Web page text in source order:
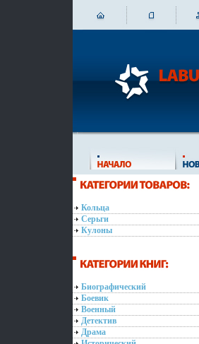
Кольца
Серьги
Кулоны
Биографический
Боевик
Военный
Детектив
Драма